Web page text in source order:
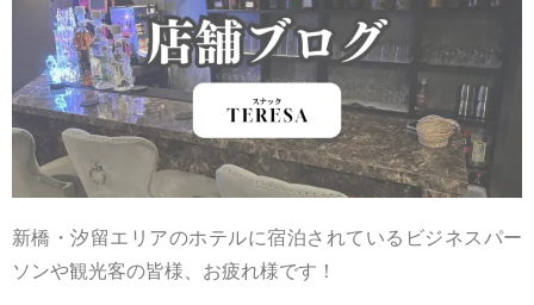
新橋・汐留エリアのホテルに宿泊されているビジネスパー
ソンや観光客の皆様、お疲れ様です！